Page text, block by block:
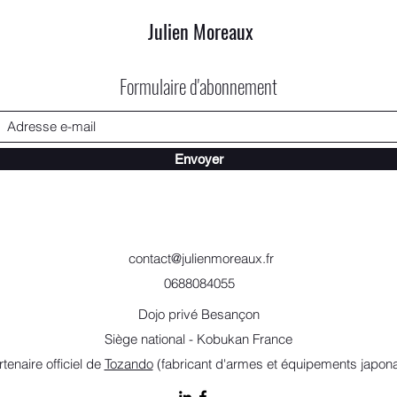
Julien Moreaux
Formulaire d'abonnement
Envoyer
contact@julienmoreaux.fr
0688084055
Dojo privé Besançon
Siège national - Kobukan France
officiel de Tozando(fabricant d'armes et équipements